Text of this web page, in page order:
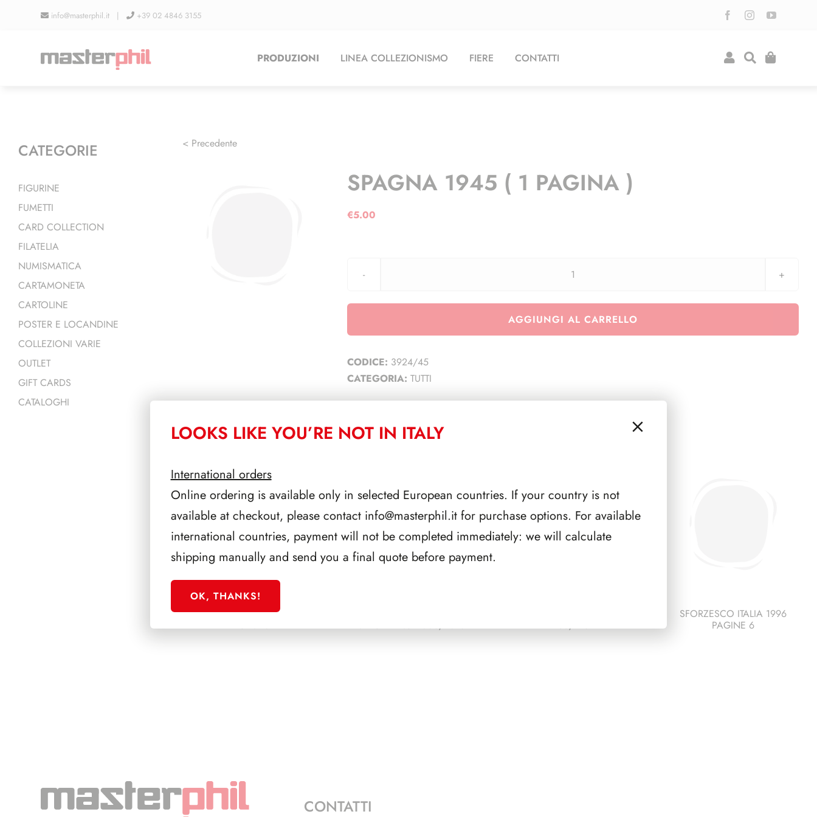
info@masterphil.it | +39 02 4846 3155
PRODUZIONI LINEA COLLEZIONISMO FIERE CONTATTI
< Precedente
SPAGNA 1945 ( 1 PAGINA )
€5.00
SPAGNA
(
AGGIUNGI AL CARRELLO
CODICE: 3924/45
CATEGORIA: TUTTI
PRODOTTI CORRELATI
SFORZESCO ITALIA 1991
PAGINE 3
NAPOLITANO 2006/2013
1955/1962
SFORZESCO ITALIA 1996
PAGINE 6
CATEGORIE
FIGURINE
FUMETTI
CARD COLLECTION
FILATELIA
NUMISMATICA
CARTAMONETA
CARTOLINE
POSTER E LOCANDINE
COLLEZIONI VARIE
OUTLET
GIFT CARDS
CATALOGHI
CONTATTI
LOOKS LIKE YOU’RE NOT IN ITALY
International orders
Online ordering is available only in selected European countries. If your country is not
available at checkout, please contact info@masterphil.itfor purchase options. For available
international countries, payment will not be completed immediately: we will calculate
shipping manually and send you a final quote before payment.
OK, THANKS!